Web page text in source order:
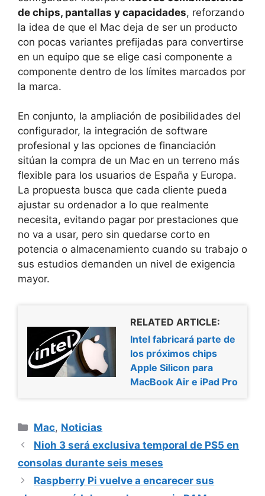
de chips, pantallas y capacidades, reforzando
la idea de que el Mac deja de ser un producto
con pocas variantes prefijadas para convertirse
en un equipo que se elige casi componente a
componente dentro de los límites marcados por
la marca.
En conjunto, la ampliación de posibilidades del
configurador, la integración de software
profesional y las opciones de financiación
sitúan la compra de un Mac en un terreno más
flexible para los usuarios de España y Europa.
La propuesta busca que cada cliente pueda
ajustar su ordenador a lo que realmente
necesita, evitando pagar por prestaciones que
no va a usar, pero sin quedarse corto en
potencia o almacenamiento cuando su trabajo o
sus estudios demanden un nivel de exigencia
mayor.
RELATED ARTICLE:
Intel fabricará parte de
los próximos chips
Apple Silicon para
MacBook Air e iPad Pro
Categorías
Mac, Noticias
Nioh 3 será exclusiva temporal de PS5 en
consolas durante seis meses
Raspberry Pi vuelve a encarecer sus